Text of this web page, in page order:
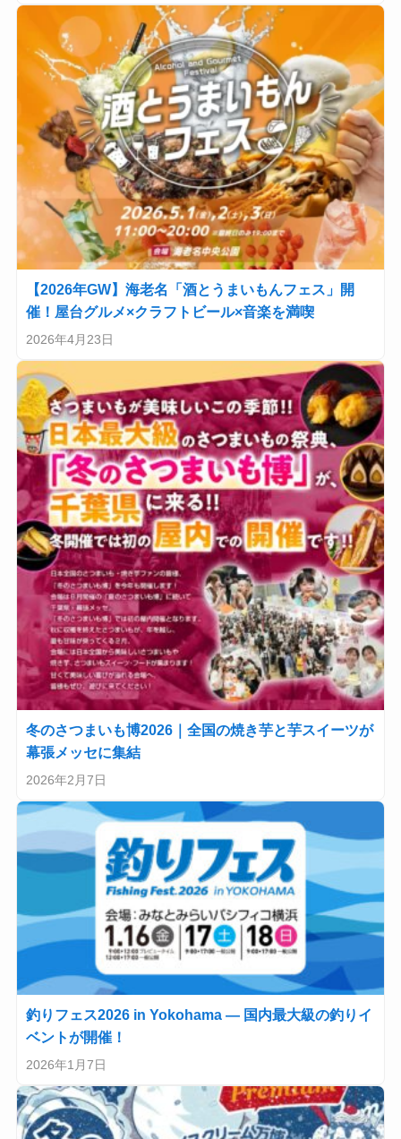
【2026年GW】海老名「酒とうまいもんフェス」開
催！屋台グルメ×クラフトビール×音楽を満喫
2026年4月23日
冬のさつまいも博2026｜全国の焼き芋と芋スイーツが
幕張メッセに集結
2026年2月7日
釣りフェス2026 in Yokohama — 国内最大級の釣りイ
ベントが開催！
2026年1月7日